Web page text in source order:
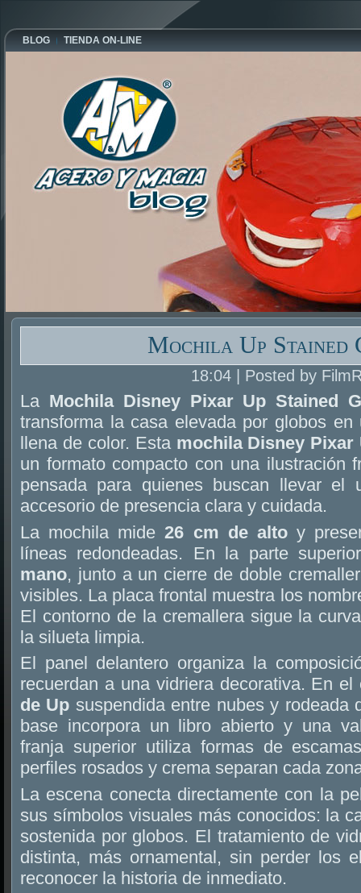
BLOG TIENDA ON-LINE
Mochila Up Stained
18:04 | Posted by
La Mochila Disney Pixar Up Stained
transforma la casa elevada por globos
llena de color. Esta mochila Disney Pixar
un formato compacto con una ilustración
pensada para quienes buscan llevar el
accesorio de presencia clara y cuidada.
La mochila mide26 cm de alto y
líneas redondeadas. En la parte
mano, junto a un cierre de doble
visibles. La placa frontal muestra los
El contorno de la cremallera sigue la
la silueta limpia.
El panel delantero organiza la
recuerdan a una vidriera decorativa. En
de Up suspendida entre nubes y rodeada
base incorpora un libro abierto y una
franja superior utiliza formas de
perfiles rosados y crema separan cada
La escena conecta directamente con la
sus símbolos visuales más conocidos: la
sostenida por globos. El tratamiento de
distinta, más ornamental, sin perder los
reconocer la historia de inmediato.